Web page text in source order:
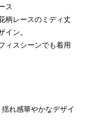
ス
柄レースのミディ丈
イン。
ィスシーンでも着用
れ感華やかなデザイ